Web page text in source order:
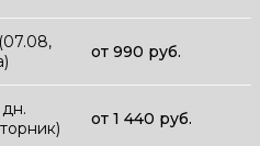
от 990 руб.
от 1 440 руб.